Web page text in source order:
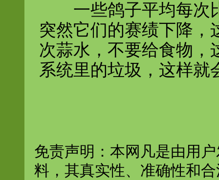
一些鸽子平均每次
突然它们的赛绩下降，
次蒜水，不要给食物，
系统里的垃圾，这样就
免责声明：本网凡是由用
料，其真实性、准确性和